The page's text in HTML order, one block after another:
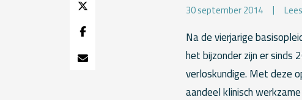
30 september 2014
Na de vierjarige
het bijzonder zijn er sinds
verloskundige. Met deze
aandeel klinisch